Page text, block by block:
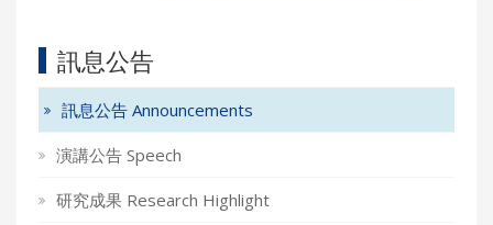
訊息公告
訊息公告 Announcements
演講公告 Speech
研究成果 Research Highlight